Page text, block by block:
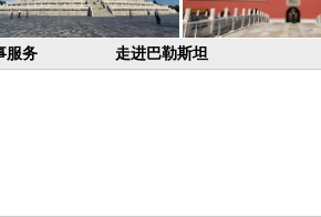
服务 走进巴勒斯坦